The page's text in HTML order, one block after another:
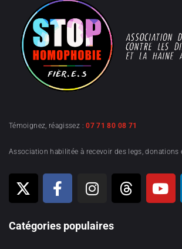
Témoignez, réagissez :07 71 80 08 71
Association habilitée à recevoir des legs, donations
Catégories populaires